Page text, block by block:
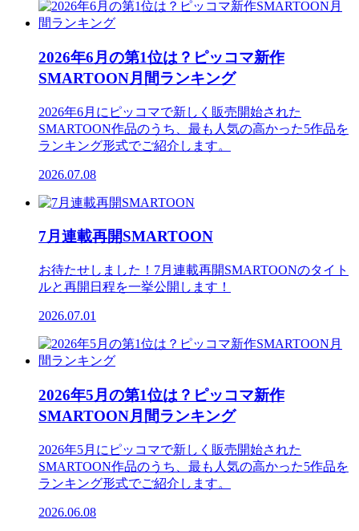
2026年6月の第1位は？ピッコマ新作
SMARTOON月間ランキング
2026年6月にピッコマで新しく販売開始された
SMARTOON作品のうち、最も人気の高かった5作品を
ランキング形式でご紹介します。
2026.07.08
7月連載再開SMARTOON
お待たせしました！7月連載再開SMARTOONのタイト
ルと再開日程を一挙公開します！
2026.07.01
2026年5月の第1位は？ピッコマ新作
SMARTOON月間ランキング
2026年5月にピッコマで新しく販売開始された
SMARTOON作品のうち、最も人気の高かった5作品を
ランキング形式でご紹介します。
2026.06.08